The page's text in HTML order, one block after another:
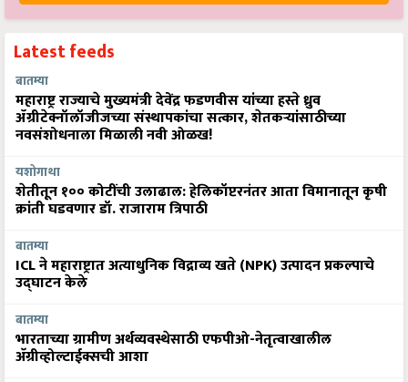
Latest feeds
बातम्या
महाराष्ट्र राज्याचे मुख्यमंत्री देवेंद्र फडणवीस यांच्या हस्ते ध्रुव
ॲग्रीटेक्नॉलॉजीजच्या संस्थापकांचा सत्कार, शेतकऱ्यांसाठीच्या
नवसंशोधनाला मिळाली नवी ओळख!
यशोगाथा
शेतीतून १०० कोटींची उलाढाल: हेलिकॉप्टरनंतर आता विमानातून कृषी
क्रांती घडवणार डॉ. राजाराम त्रिपाठी
बातम्या
ICL ने महाराष्ट्रात अत्याधुनिक विद्राव्य खते (NPK) उत्पादन प्रकल्पाचे
उद्घाटन केले
बातम्या
भारताच्या ग्रामीण अर्थव्यवस्थेसाठी एफपीओ-नेतृत्वाखालील
अ‍ॅग्रीव्होल्टाईक्सची आशा